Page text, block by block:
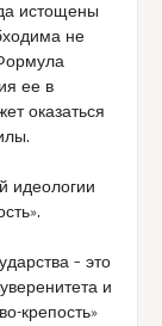
истощены
не
ее в
оказаться
идеологии
– это
и
крепость»